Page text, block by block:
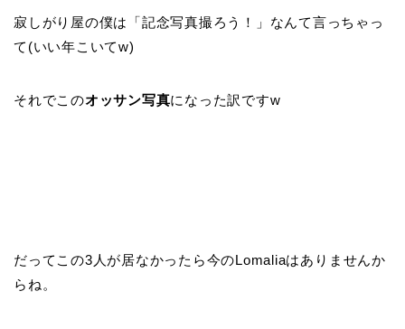
寂しがり屋の僕は「記念写真撮ろう！」なんて言っちゃっ
て(いい年こいてw)
それでこのオッサン写真になった訳ですw
だってこの3人が居なかったら今のLomaliaはありませんか
らね。